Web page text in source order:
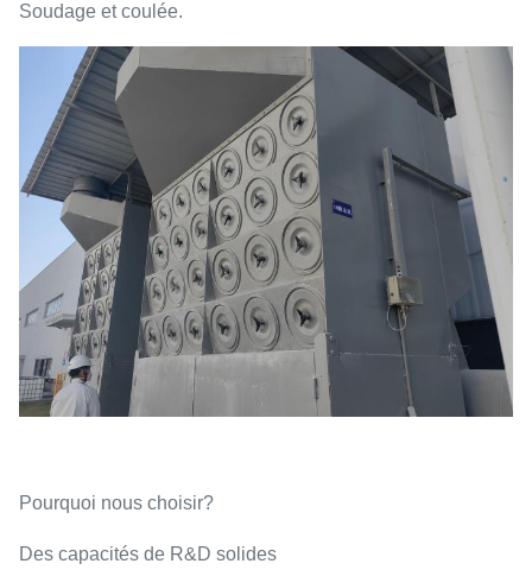
Soudage et coulée.
Pourquoi nous choisir?
Des capacités de R&D solides